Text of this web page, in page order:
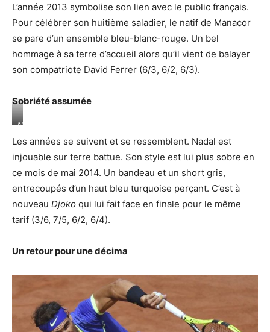
L’année 2013 symbolise son lien avec le public français.
Pour célébrer son huitième saladier, le natif de Manacor
se pare d’un ensemble bleu-blanc-rouge. Un bel
hommage à sa terre d’accueil alors qu’il vient de balayer
son compatriote David Ferrer (6/3, 6/2, 6/3).
Sobriété assumée
Nouveau
en
2014
Rafael
Nadal,
face
au
Serbe
©Icon
Sport
Les années se suivent et se ressemblent. Nadal est
injouable sur terre battue. Son style est lui plus sobre en
ce mois de mai 2014. Un bandeau et un short gris,
entrecoupés d’un haut bleu turquoise perçant. C’est à
nouveau Djoko qui lui fait face en finale pour le même
tarif (3/6, 7/5, 6/2, 6/4).
Un retour pour une décima